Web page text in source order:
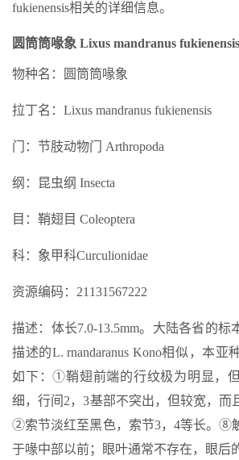
fukienensis相关的详细信息。
圆筒筒喙象 Lixus mandranus
物种名：圆筒筒喙象
拉丁名：Lixus mandranus fukienensis
门：节肢动物门 Arthropoda
纲：昆虫纲 Insecta
目：鞘翅目 Coleoptera
科：象甲科Curculionidae
资源编码：21131567222
描述：体长7.0-13.5mm。大陆各省的标
描述的L. rnandaranus Kono相似，本亚
如下：①鞘翅前端的行纹极为明显，
细，行间2，3基部不突出，但较宽，而
②索节淡红至黑色，索节3，4等长。⑧
于喙中部以前；眼叶通常不存在，眼后